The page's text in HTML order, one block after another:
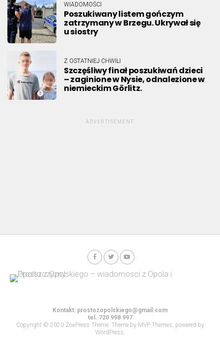
WIADOMOŚCI
Poszukiwany listem gończym
zatrzymany w Brzegu. Ukrywał się
u siostry
Z OSTATNIEJ CHWILI
Szczęśliwy finał poszukiwań dzieci
– zaginione w Nysie, odnalezione w
niemieckim Görlitz.
ADVERTISEMENT
Kontakt: prostozopolskiego@gmail.com
tel. 720 998 997
Copyright © 2020 ZoxPress Theme. Theme by MVP Themes, powered by
WordPress.